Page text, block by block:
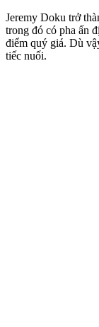
Jeremy Doku trở
trong đó có pha ấn
điểm quý giá. Dù
tiếc nuối.